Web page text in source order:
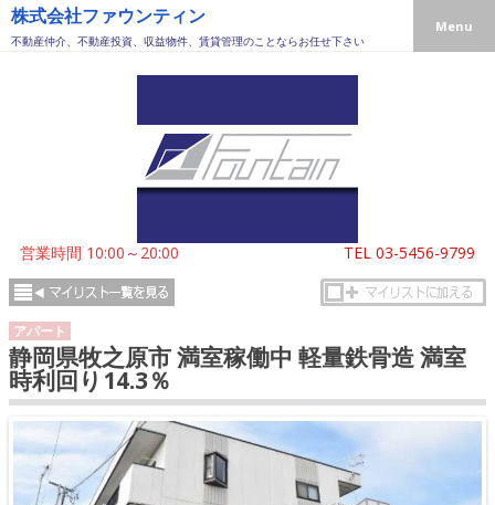
株式会社ファウンティン
不動産仲介、不動産投資、収益物件、賃貸管理のことならお任せ下さい
営業時間 10:00～20:00 TEL 03-5456-9799
Menu
アパート
静岡県牧之原市 満室稼働中 軽量鉄骨造 満室
時利回り14.3％